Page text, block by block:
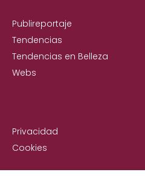
Publireportaje
Tendencias
Tendencias en Belleza
Webs
Privacidad
Cookies